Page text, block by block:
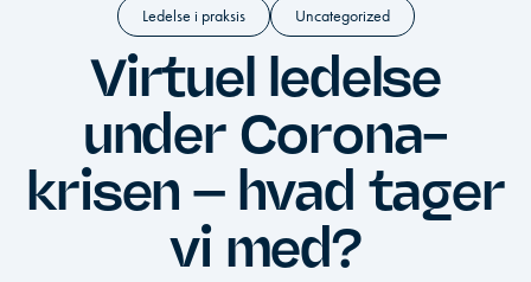
Ledelse i praksis Uncategorized
Virtuel ledelse
under Corona-
krisen – hvad tager
vi med?